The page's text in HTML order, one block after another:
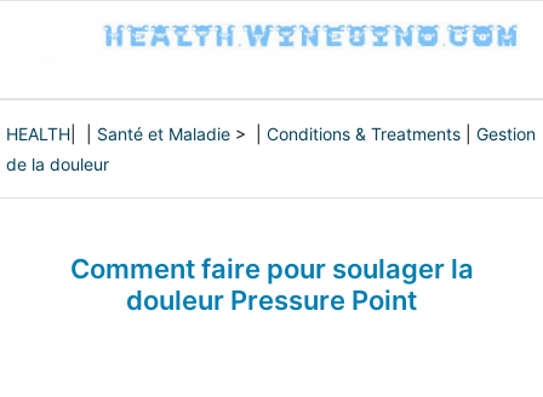
HEALTH Santé et Maladie > | Conditions & Treatments
Gestion
de la douleur
Comment faire pour soulager la
douleur Pressure Point